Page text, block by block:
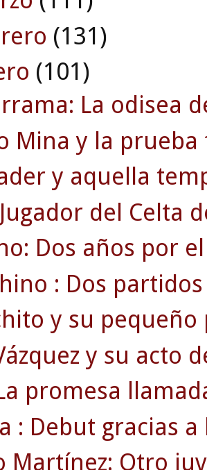
(131)
(101)
La odisea
Mina y la
y aquella
del Celta
Dos años por
: Dos
y su pequeño
y su acto
promesa
: Debut gracias
Martínez: Otro